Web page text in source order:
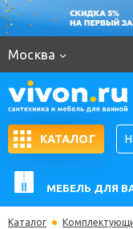
Москва
КАТАЛОГ
МЕБЕЛЬ ДЛЯ
Каталог